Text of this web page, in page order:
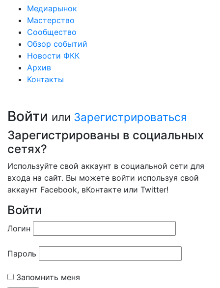
Медиарынок
Мастерство
Сообщество
Обзор событий
Новости ФКК
Архив
Контакты
Войти или Зарегистрироваться
Зарегистрированы в социальных
сетях?
Используйте свой аккаунт в социальной сети для
входа на сайт. Вы можете войти используя свой
аккаунт Facebook, вКонтакте или Twitter!
Войти
Логин
Пароль
Запомнить меня